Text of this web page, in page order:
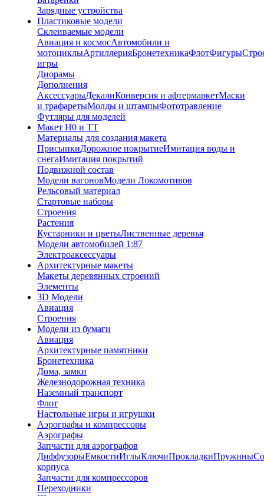
Зарядные устройства
Пластиковые модели
Склеиваемые модели
Авиация и космосАвтомобили и
мотоциклыАртиллерияБронетехникаФлотФигуры
игры
Диорамы
Дополнения
АксессуарыДекалиКонверсия и афтермаркетМаски
и трафаретыМолды и штампыФототравление
Футляры для моделей
Макет H0 и TT
Материалы для создания макета
ПрисыпкиДорожное покрытиеИмитация воды и
снегаИмитация покрытий
Подвижной состав
Модели вагоновМодели Локомотивов
Рельсовый материал
Стартовые наборы
Строения
Растения
Кустарники и цветыЛиственные деревья
Модели автомобилей 1:87
Электроаксессуары
Архитектурные макеты
Макеты деревянных строений
Элементы
3D Модели
Авиация
Строения
Модели из бумаги
Авиация
Архитектурные памятники
Бронетехника
Дома, замки
Железнодорожная техника
Наземный транспорт
Флот
Настольные игры и игрушки
Аэрографы и компрессоры
Аэрографы
Запчасти для аэрографов
ДиффузорыЕмкостиИглыКлючиПрокладкиПружины
корпуса
Запчасти для компрессоров
Переходники